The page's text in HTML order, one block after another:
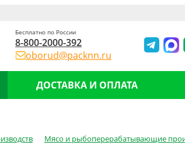
Бесплатно по России
8-800-2000-392
oborud@packnn.ru
ДОСТАВКА И ОПЛАТА
Мясо и рыбоперерабатывающие